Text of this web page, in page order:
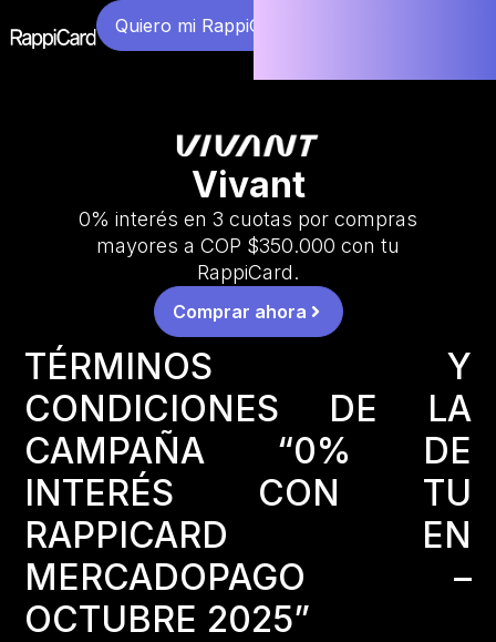
Quiero mi RappiCard
Vivant
0% interés en 3 cuotas por compras
mayores a COP $350.000 con tu
RappiCard.
Comprar ahora
TÉRMINOS Y
CONDICIONES DE LA
CAMPAÑA “0% DE
INTERÉS CON TU
RAPPICARD EN
MERCADOPAGO –
OCTUBRE 2025”